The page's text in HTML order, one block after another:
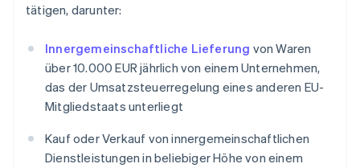
tätigen, darunter:
Innergemeinschaftliche Lieferung von Waren
über 10.000 EUR jährlich von einem Unternehmen,
das der Umsatzsteuerregelung eines anderen EU-
Mitgliedstaats unterliegt
Kauf oder Verkauf von innergemeinschaftlichen
Dienstleistungen in beliebiger Höhe von einem